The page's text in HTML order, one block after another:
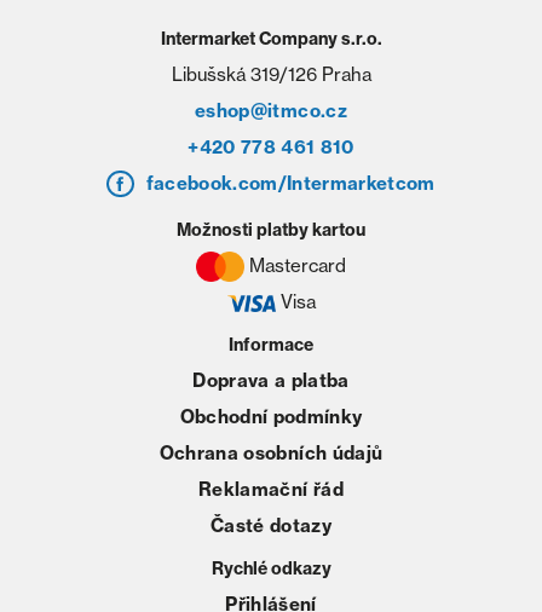
Intermarket Company s.r.o.
Libušská 319/126 Praha
eshop@itmco.cz
+420 778 461 810
facebook.com/Intermarketcom
Informace
Doprava a platba
Obchodní podmínky
Ochrana osobních údajů
Reklamační řád
Časté dotazy
Rychlé odkazy
Přihlášení
Možnosti platby kartou
Mastercard
Visa